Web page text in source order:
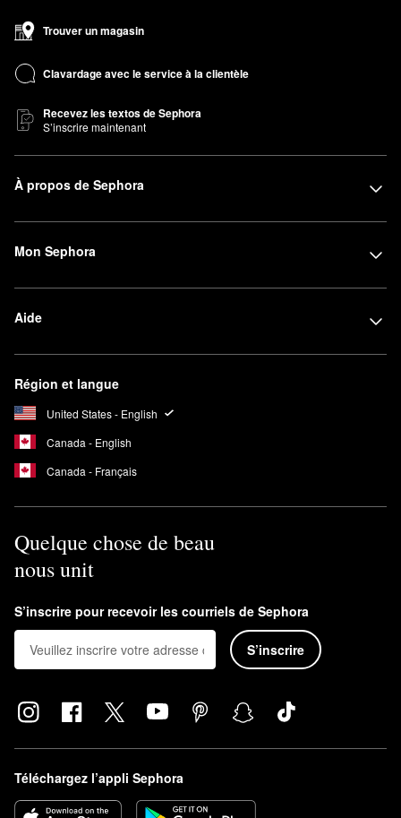
Trouver un magasin
Clavardage avec le service à la clientèle
Recevez les textos de Sephora
S’inscrire maintenant
À propos de Sephora
Mon Sephora
Aide
Région et langue
United States - English
Canada - English
Canada - Français
Quelque chose de beau
nous unit
S’inscrire pour recevoir les courriels de Sephora
S’inscrire
Téléchargez l’appli Sephora